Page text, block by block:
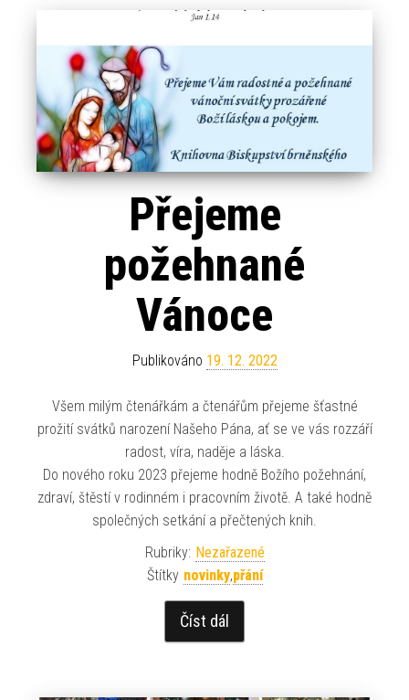
Přejeme
požehnané
Vánoce
Publikováno 19. 12. 2022
Všem milým čtenářkám a čtenářům přejeme šťastné
prožití svátků narození Našeho Pána, ať se ve vás rozzáří
radost, víra, naděje a láska.
Do nového roku 2023 přejeme hodně Božího požehnání,
zdraví, štěstí v rodinném i pracovním životě. A také hodně
společných setkání a přečtených knih.
Rubriky: Nezařazené
Štítky novinky,přání
Číst dál